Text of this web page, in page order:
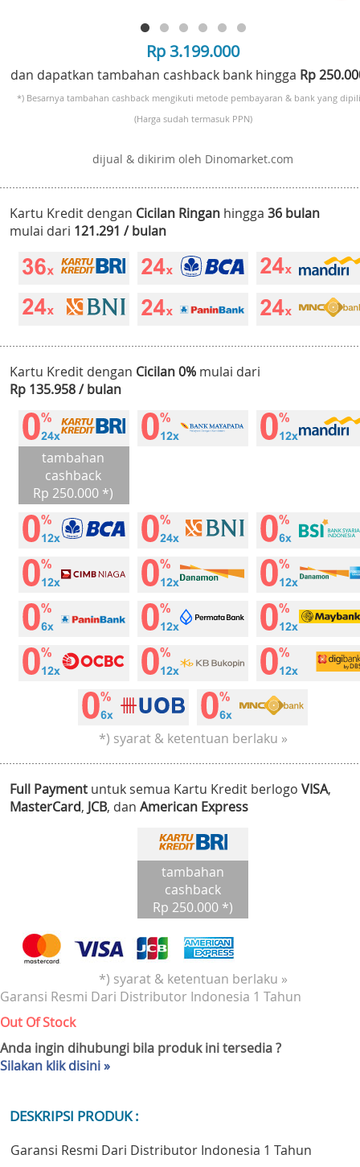
Rp 3.199.000
dan dapatkan tambahan cashback bank hingga Rp
*) Besarnya tambahan cashback mengikuti metode pembayaran & bank yang
(Harga sudah termasuk PPN)
dijual & dikirim oleh Dinomarket.com
Kartu Kredit dengan Cicilan Ringan hingga 36 bulan
mulai dari 121.291 / bulan
Kartu Kredit dengan Cicilan 0% mulai dari
Rp 135.958 / bulan
tambahan
cashback
Rp 250.000 *)
*) syarat & ketentuan berlaku »
Full Payment untuk semua Kartu Kredit berlogo VISA,
MasterCard, JCB, dan American Express
tambahan
cashback
Rp 250.000 *)
*) syarat & ketentuan berlaku »
Garansi Resmi Dari Distributor Indonesia 1 Tahun
Out Of Stock
Anda ingin dihubungi bila produk ini tersedia ?
Silakan klik disini »
DESKRIPSI PRODUK :
Garansi Resmi Dari Distributor Indonesia 1 Tahun